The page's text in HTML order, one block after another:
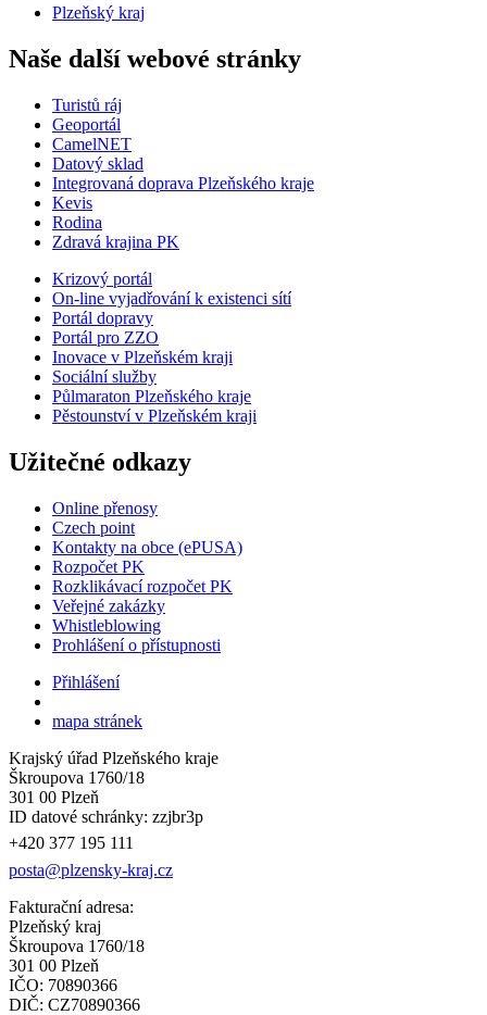
Plzeňský kraj
Naše další webové stránky
Turistů ráj
Geoportál
CamelNET
Datový sklad
Integrovaná doprava Plzeňského kraje
Kevis
Rodina
Zdravá krajina PK
Krizový portál
On-line vyjadřování k existenci sítí
Portál dopravy
Portál pro ZZO
Inovace v Plzeňském kraji
Sociální služby
Půlmaraton Plzeňského kraje
Pěstounství v Plzeňském kraji
Užitečné odkazy
Online přenosy
Czech point
Kontakty na obce (ePUSA)
Rozpočet PK
Rozklikávací rozpočet PK
Veřejné zakázky
Whistleblowing
Prohlášení o přístupnosti
Přihlášení
mapa stránek
Krajský úřad Plzeňského kraje
Škroupova 1760/18
301 00 Plzeň
ID datové schránky: zzjbr3p
+420 377 195 111
posta@plzensky-kraj.cz
Fakturační adresa:
Plzeňský kraj
Škroupova 1760/18
301 00 Plzeň
IČO: 70890366
DIČ: CZ70890366